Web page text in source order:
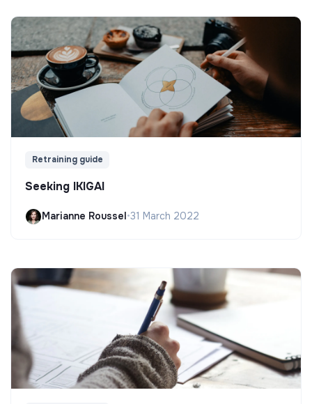
Retraining guide
Seeking IKIGAI
Marianne Roussel•31 March 2022